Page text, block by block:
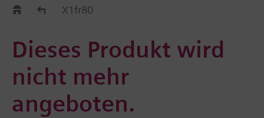
Austauschhilfe
X1fr80
Dieses Produkt wird
nicht mehr
angeboten.